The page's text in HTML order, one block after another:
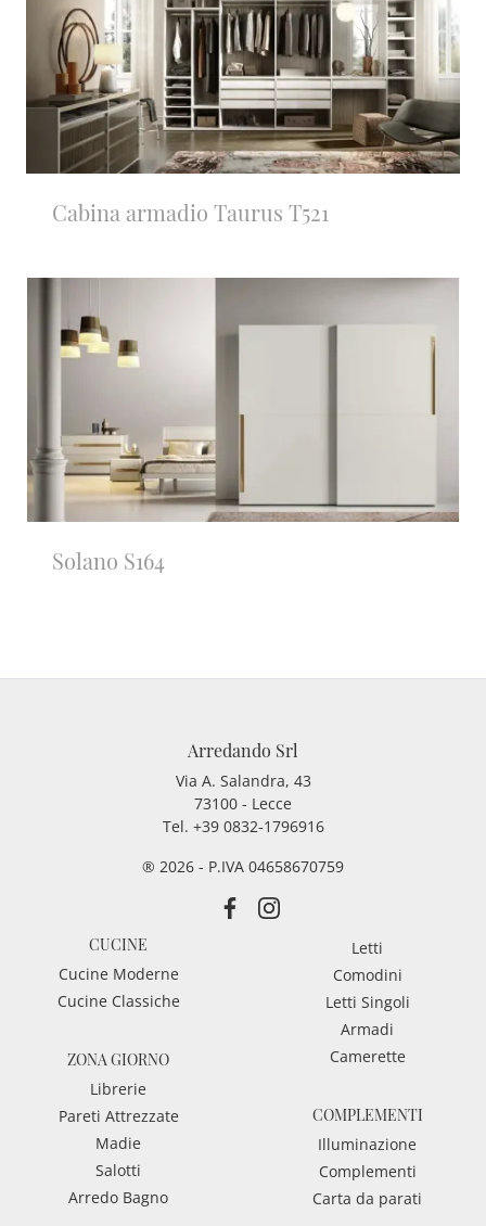
Cabina armadio Taurus T521
Solano S164
Arredando Srl
Via A. Salandra, 43
73100 - Lecce
Tel. +39 0832-1796916
® 2026 - P.IVA 04658670759
CUCINE
Cucine Moderne
Cucine Classiche
ZONA GIORNO
Librerie
Pareti Attrezzate
Madie
Salotti
Arredo Bagno
Letti
Comodini
Letti Singoli
Armadi
Camerette
COMPLEMENTI
Illuminazione
Complementi
Carta da parati